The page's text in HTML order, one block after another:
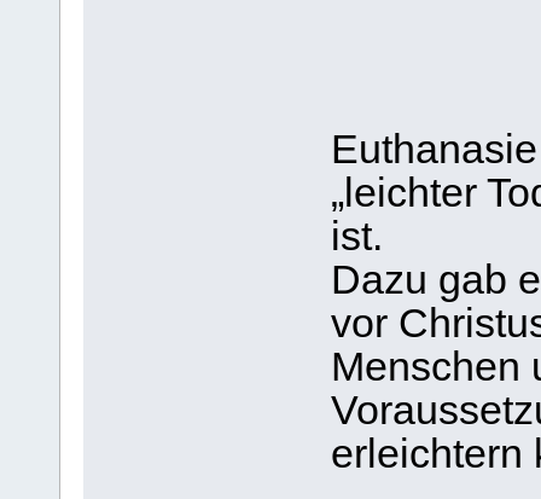
„leichter
ist.
Dazu gab
vor
Menschen
erleichtern